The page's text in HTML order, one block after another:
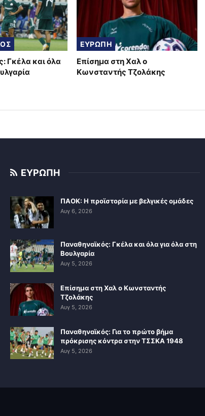
Γκέλα και όλα
ΕΥΡΩΠΗ
Επίσημα στη Χαλ ο
Κωνσταντής Τζολάκης
ΕΥΡΩΠΗ
ΠΑΟΚ: Η προϊστορία με βελγικές ομάδες
Αυγ 6, 2026
Παναθηναϊκός: Γκέλα και όλα για όλα στη
Βουλγαρία
Αυγ 5, 2026
Επίσημα στη Χαλ ο Κωνσταντής
Τζολάκης
Αυγ 5, 2026
Παναθηναϊκός: Για το πρώτο βήμα
πρόκρισης κόντρα στην ΤΣΣΚΑ 1948
Αυγ 5, 2026